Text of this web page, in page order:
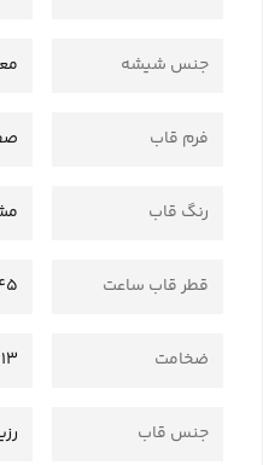
جنس شیشه
فرم قاب
رنگ قاب
قطر قاب ساعت 45
ضخامت 13 میلی‌متر
جنس قاب